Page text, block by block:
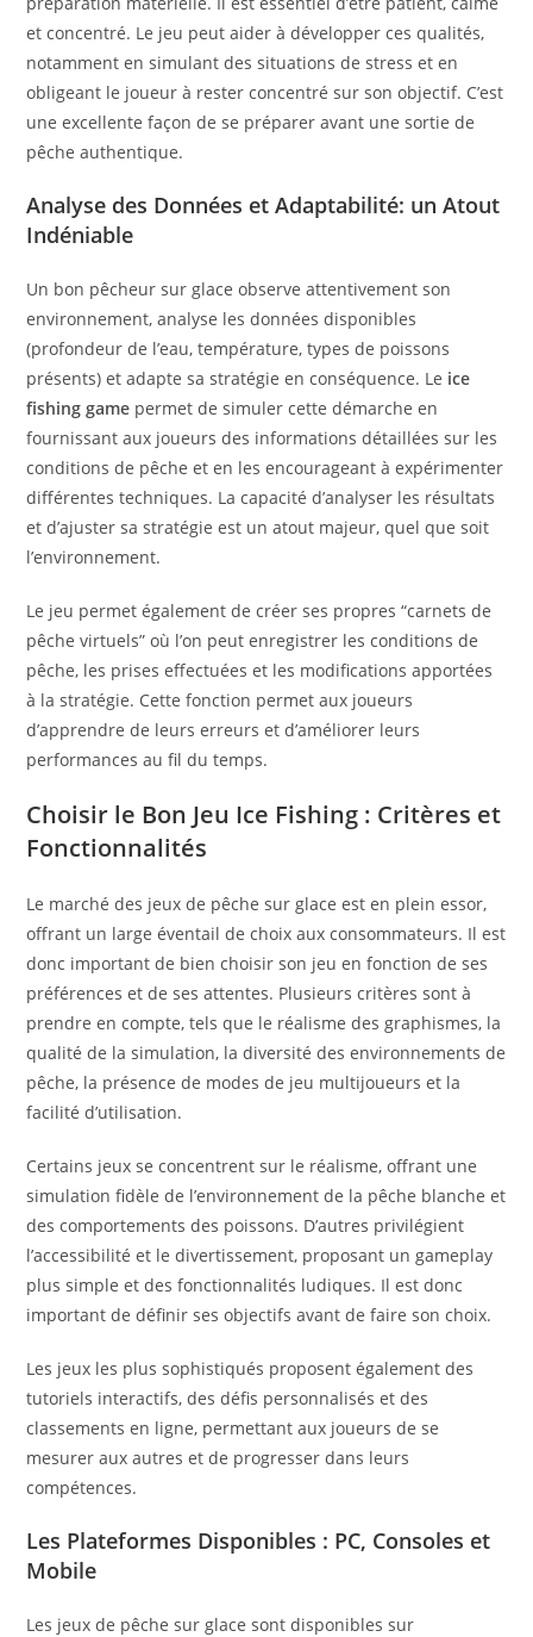
et concentré. Le jeu peut aider à développer ces qualités,
notamment en simulant des situations de stress et en
obligeant le joueur à rester concentré sur son objectif. C’est
une excellente façon de se préparer avant une sortie de
pêche authentique.
Analyse des Données et Adaptabilité: un Atout
Indéniable
Un bon pêcheur sur glace observe attentivement son
environnement, analyse les données disponibles
(profondeur de l’eau, température, types de poissons
présents) et adapte sa stratégie en conséquence. Le ice
fishing game permet de simuler cette démarche en
fournissant aux joueurs des informations détaillées sur les
conditions de pêche et en les encourageant à expérimenter
différentes techniques. La capacité d’analyser les résultats
et d’ajuster sa stratégie est un atout majeur, quel que soit
l’environnement.
Le jeu permet également de créer ses propres “carnets de
pêche virtuels” où l’on peut enregistrer les conditions de
pêche, les prises effectuées et les modifications apportées
à la stratégie. Cette fonction permet aux joueurs
d’apprendre de leurs erreurs et d’améliorer leurs
performances au fil du temps.
Choisir le Bon Jeu Ice Fishing : Critères et
Fonctionnalités
Le marché des jeux de pêche sur glace est en plein essor,
offrant un large éventail de choix aux consommateurs. Il est
donc important de bien choisir son jeu en fonction de ses
préférences et de ses attentes. Plusieurs critères sont à
prendre en compte, tels que le réalisme des graphismes, la
qualité de la simulation, la diversité des environnements de
pêche, la présence de modes de jeu multijoueurs et la
facilité d’utilisation.
Certains jeux se concentrent sur le réalisme, offrant une
simulation fidèle de l’environnement de la pêche blanche et
des comportements des poissons. D’autres privilégient
l’accessibilité et le divertissement, proposant un gameplay
plus simple et des fonctionnalités ludiques. Il est donc
important de définir ses objectifs avant de faire son choix.
Les jeux les plus sophistiqués proposent également des
tutoriels interactifs, des défis personnalisés et des
classements en ligne, permettant aux joueurs de se
mesurer aux autres et de progresser dans leurs
compétences.
Les Plateformes Disponibles : PC, Consoles et
Mobile
Les jeux de pêche sur glace sont disponibles sur